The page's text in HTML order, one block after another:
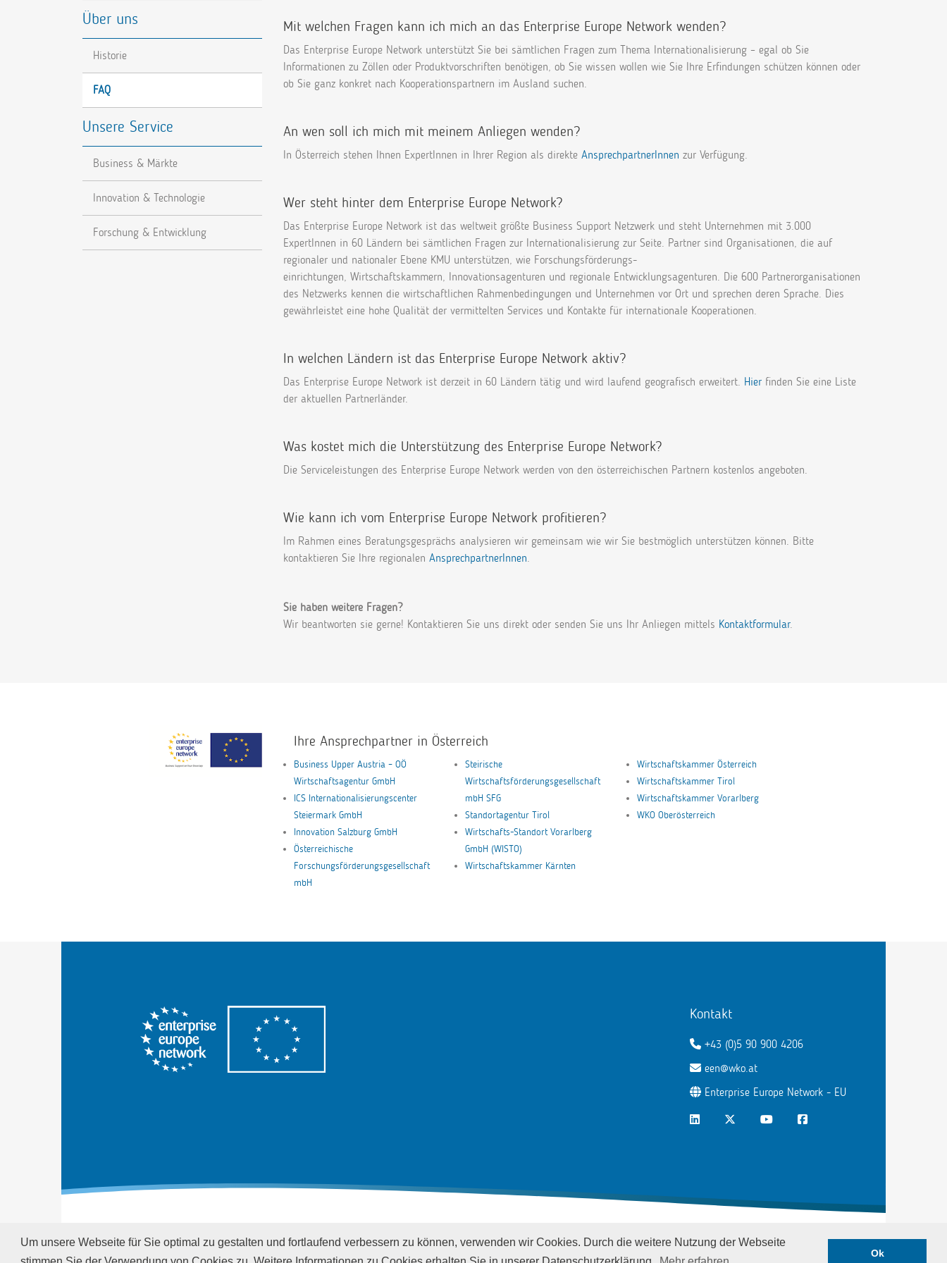
Um unsere Webseite für Sie optimal zu gestalten und fortlaufend verbessern zu können, verwenden wir Cookies. Durch die weitere Nutzung der Webseite
Ok
Mit welchen Fragen kann ich mich an das Enterprise Europe Network wenden?
Das Enterprise Europe Network unterstützt Sie bei sämtlichen Fragen zum Thema Internationalisierung – egal ob Sie
Informationen zu Zöllen oder Produktvorschriften benötigen, ob Sie wissen wollen wie Sie Ihre Erfindungen schützen können oder
ob Sie ganz konkret nach Kooperationspartnern im Ausland suchen.
An wen soll ich mich mit meinem Anliegen wenden?
In Österreich stehen Ihnen ExpertInnen in Ihrer Region als direkte AnsprechpartnerInnen zur Verfügung.
Wer steht hinter dem Enterprise Europe Network?
Das Enterprise Europe Network ist das weltweit größte Business Support Netzwerk und steht Unternehmen mit 3.000
ExpertInnen in 60 Ländern bei sämtlichen Fragen zur Internationalisierung zur Seite. Partner sind Organisationen, die auf
regionaler und nationaler Ebene KMU unterstützen, wie Forschungsförderungs-
einrichtungen, Wirtschaftskammern, Innovationsagenturen und regionale Entwicklungsagenturen. Die 600 Partnerorganisationen
des Netzwerks kennen die wirtschaftlichen Rahmenbedingungen und Unternehmen vor Ort und sprechen deren Sprache. Dies
gewährleistet eine hohe Qualität der vermittelten Services und Kontakte für internationale Kooperationen.
In welchen Ländern ist das Enterprise Europe Network aktiv?
Das Enterprise Europe Network ist derzeit in 60 Ländern tätig und wird laufend geografisch erweitert. Hier finden Sie eine Liste
der aktuellen Partnerländer.
Was kostet mich die Unterstützung des Enterprise Europe Network?
Die Serviceleistungen des Enterprise Europe Network werden von den österreichischen Partnern kostenlos angeboten.
Wie kann ich vom Enterprise Europe Network profitieren?
Im Rahmen eines Beratungsgesprächs analysieren wir gemeinsam wie wir Sie bestmöglich unterstützen können. Bitte
kontaktieren Sie Ihre regionalen AnsprechpartnerInnen.
Sie haben weitere Fragen?
Wir beantworten sie gerne! Kontaktieren Sie uns direkt oder senden Sie uns Ihr Anliegen mittels Kontaktformular.
Über uns
Historie
FAQ
Unsere Service
Business & Märkte
Innovation & Technologie
Forschung & Entwicklung
Ihre Ansprechpartner in Österreich
Business Upper Austria – OÖ
Wirtschaftsagentur GmbH
ICS Internationalisierungscenter
Steiermark GmbH
Innovation Salzburg GmbH
Österreichische
Forschungsförderungsgesellschaft
mbH
Steirische
Wirtschaftsförderungsgesellschaft
mbH SFG
Standortagentur Tirol
Wirtschafts-Standort Vorarlberg
GmbH (WISTO)
Wirtschaftskammer Kärnten
Wirtschaftskammer Österreich
Wirtschaftskammer Tirol
Wirtschaftskammer Vorarlberg
WKO Oberösterreich
Kontakt
+43 (0)5 90 900 4206
een@wko.at
Enterprise Europe Network - EU
LinkedInTwitterYoutubeFacebook
© EEN Austria 2026 Datenschutz|Impressum